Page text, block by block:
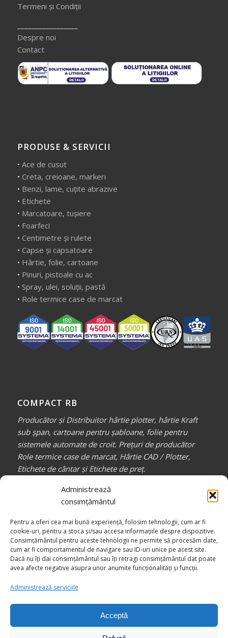
Administrează
consimțământul
Pentru a oferi cea mai bună experiență, folosim tehnologii, cum ar fi
cookie-uri, pentru a stoca și/sau accesa informațiile despre dispozitive.
Consimțământul pentru aceste tehnologii ne permite să procesăm date,
cum ar fi comportamentul de navigare sau ID-uri unice pe acest site.
Dacă nu îți dai consimțământul sau îți retragi consimțământul dat poate
avea afecte negative asupra unor anumite funcționalități și funcții.
Administrează serviciile
Acceptă
Termeni și Condiții
Despre noi
Contact
PRODUSE & SERVICII
• Ace de cusut
• Creta, creioane, markeri
• Benzi, lame, cuțite abrazive
• Etichete
• Marcatoare, tușiere
• Foarfeci
• Centimetre și rulete
• Capse și capsatoare
• Hârtie, folie, cartoane
• Pinuri, pistoale cu ac
• Spray, ulei, soluții, pastă
• Role termice case de marcat
COMPACT RB
Producător și Distribuitor hârtie plotter, hârtie Kraft
sub șpan, cartoane pentru șabloane, folie pentru
sistemele automate de croit. Prețuri de producător
Role termice case de marcat, Hârtie CAD / Plotter,
Etichete de cântar și Etichete de preț.
Partener de încredere pentru toți profesioniștii din
industria confecțiilor, auto, mobilă, etc.
_________________
Canale media COMPACT RB